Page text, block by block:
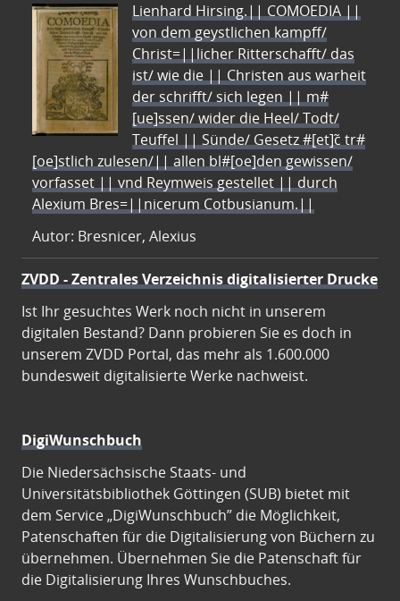
Lienhard Hirsing.|| COMOEDIA ||
von dem geystlichen kampff/
Christ=||licher Ritterschafft/ das
ist/ wie die || Christen aus warheit
der schrifft/ sich legen || m#
[ue]ssen/ wider die Heel/ Todt/
Teuffel || Sünde/ Gesetz #[et]c̃ tr#
[oe]stlich zulesen/|| allen bl#[oe]den gewissen/
vorfasset || vnd Reymweis gestellet || durch
Alexium Bres=||nicerum Cotbusianum.||
Autor: Bresnicer, Alexius
ZVDD - Zentrales Verzeichnis digitalisierter Drucke
Ist Ihr gesuchtes Werk noch nicht in unserem
digitalen Bestand? Dann probieren Sie es doch in
unserem ZVDD Portal, das mehr als 1.600.000
bundesweit digitalisierte Werke nachweist.
DigiWunschbuch
Die Niedersächsische Staats- und
Universitätsbibliothek Göttingen (SUB) bietet mit
dem Service „DigiWunschbuch” die Möglichkeit,
Patenschaften für die Digitalisierung von Büchern zu
übernehmen. Übernehmen Sie die Patenschaft für
die Digitalisierung Ihres Wunschbuches.